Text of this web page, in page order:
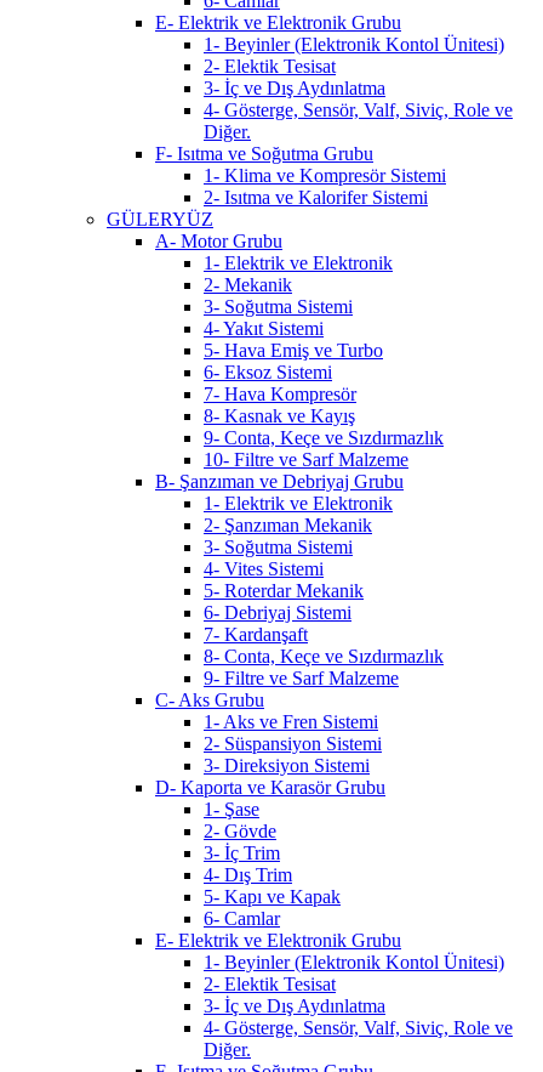
E- Elektrik ve Elektronik Grubu
1- Beyinler (Elektronik Kontol Ünitesi)
2- Elektik Tesisat
3- İç ve Dış Aydınlatma
4- Gösterge, Sensör, Valf, Siviç, Role ve
Diğer.
F- Isıtma ve Soğutma Grubu
1- Klima ve Kompresör Sistemi
2- Isıtma ve Kalorifer Sistemi
GÜLERYÜZ
A- Motor Grubu
1- Elektrik ve Elektronik
2- Mekanik
3- Soğutma Sistemi
4- Yakıt Sistemi
5- Hava Emiş ve Turbo
6- Eksoz Sistemi
7- Hava Kompresör
8- Kasnak ve Kayış
9- Conta, Keçe ve Sızdırmazlık
10- Filtre ve Sarf Malzeme
B- Şanzıman ve Debriyaj Grubu
1- Elektrik ve Elektronik
2- Şanzıman Mekanik
3- Soğutma Sistemi
4- Vites Sistemi
5- Roterdar Mekanik
6- Debriyaj Sistemi
7- Kardanşaft
8- Conta, Keçe ve Sızdırmazlık
9- Filtre ve Sarf Malzeme
C- Aks Grubu
1- Aks ve Fren Sistemi
2- Süspansiyon Sistemi
3- Direksiyon Sistemi
D- Kaporta ve Karasör Grubu
1- Şase
2- Gövde
3- İç Trim
4- Dış Trim
5- Kapı ve Kapak
6- Camlar
E- Elektrik ve Elektronik Grubu
1- Beyinler (Elektronik Kontol Ünitesi)
2- Elektik Tesisat
3- İç ve Dış Aydınlatma
4- Gösterge, Sensör, Valf, Siviç, Role ve
Diğer.